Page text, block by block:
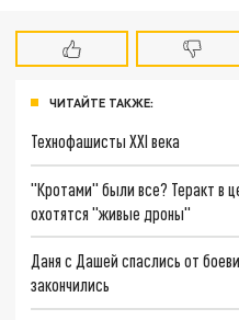
ЧИТАЙТЕ ТАКЖЕ:
Технофашисты XXI века
"Кротами" были все? Теракт в
охотятся "живые дроны"
Даня с Дашей спаслись от
закончились